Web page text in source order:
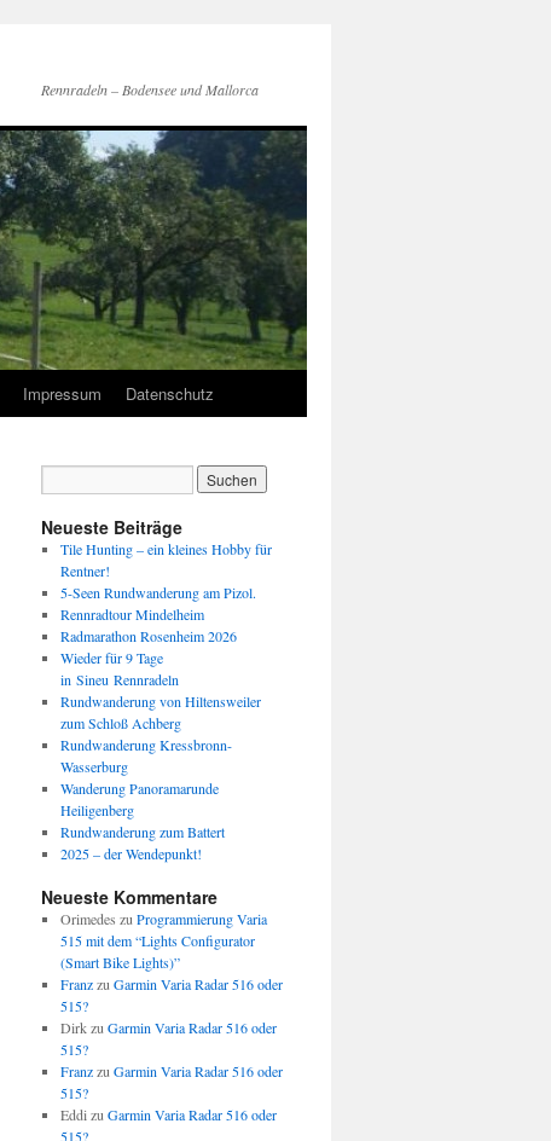
Rennradeln – Bodensee und Mallorca
Impressum Datenschutz
Neueste Beiträge
Tile Hunting – ein kleines Hobby für
Rentner!
5-Seen Rundwanderung am Pizol.
Rennradtour Mindelheim
Radmarathon Rosenheim 2026
Wieder für 9 Tage
in Sineu Rennradeln
Rundwanderung von Hiltensweiler
zum Schloß Achberg
Rundwanderung Kressbronn-
Wasserburg
Wanderung Panoramarunde
Heiligenberg
Rundwanderung zum Battert
2025 – der Wendepunkt!
Neueste Kommentare
Orimedes zu Programmierung Varia
515 mit dem “Lights Configurator
(Smart Bike Lights)”
Franzzu Garmin Varia Radar 516 oder
515?
Dirkzu Garmin Varia Radar 516 oder
515?
Franzzu Garmin Varia Radar 516 oder
515?
Eddi zu Garmin Varia Radar 516 oder
515?